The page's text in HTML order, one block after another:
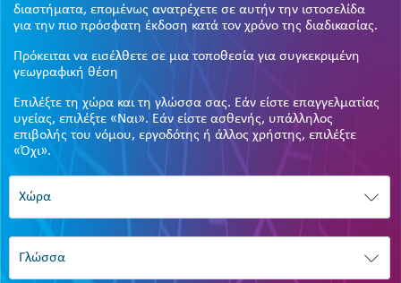
διαστήματα, επομένως ανατρέχετε σε αυτήν την ιστοσελίδα
για την πιο πρόσφατη έκδοση κατά τον χρόνο της διαδικασίας.
Πρόκειται να εισέλθετε σε μια τοποθεσία για συγκεκριμένη
γεωγραφική θέση
Επιλέξτε τη χώρα και τη γλώσσα σας. Εάν είστε επαγγελματίας
υγείας, επιλέξτε «Ναι». Εάν είστε ασθενής, υπάλληλος
επιβολής του νόμου, εργοδότης ή άλλος χρήστης, επιλέξτε
«Όχι».